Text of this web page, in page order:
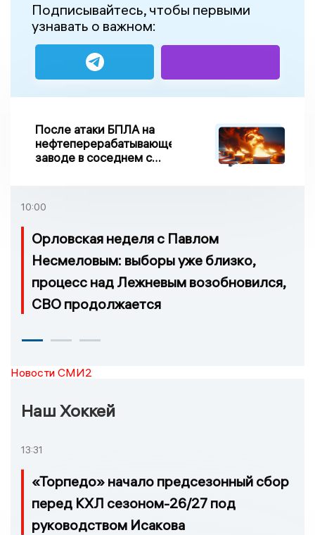
Подписывайтесь, чтобы первыми
узнавать о важном:
После атаки БПЛА на
нефтеперерабатывающем
заводе в соседнем с
возгорание
10:00
Орловская неделя с Павлом
Несмеловым: выборы уже близко,
процесс над Лежневым возобновился,
СВО продолжается
Новости СМИ2
Наш Хоккей
13:31
«Торпедо» начало предсезонный сбор
перед КХЛ сезоном-26/27 под
руководством Исакова